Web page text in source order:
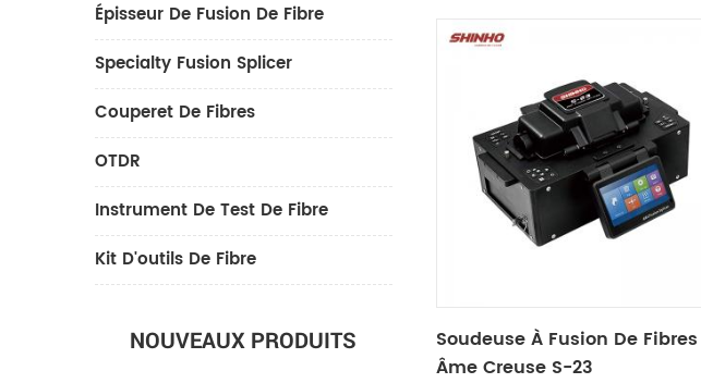
Épisseur De Fusion De Fibre
Specialty Fusion Splicer
Couperet De Fibres
OTDR
Instrument De Test De Fibre
Kit D'outils De Fibre
NOUVEAUX PRODUITS
Soudeuse À Fusion De
Âme Creuse S-23